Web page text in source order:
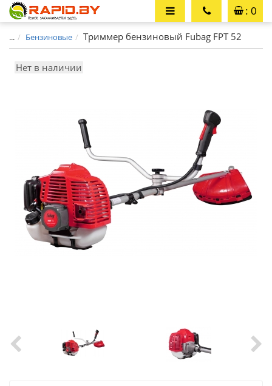
: 0
... Бензиновые Триммер бензиновый Fubag FPT 52
Нет в наличии